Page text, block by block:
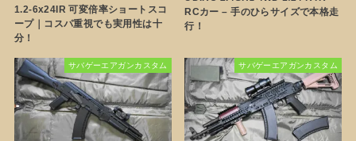
1.2-6x24IR 可変倍率ショートスコ
ープ｜コスパ重視でも実用性は十
分！
RCカー – 手のひらサイズで本格走
行！
サバゲーエアガンカスタム サバゲーエアガンカスタム